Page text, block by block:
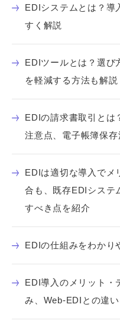
EDIシステムとは？導
すく解説
EDIツールとは？選び
を軽減する方法も解説
EDIの請求書取引とは
注意点、電子帳簿保
EDIは適切な導入でメ
合も、既存EDIシステ
すべき点を紹介
EDIの仕組みをわかり
EDI導入のメリット・
み、Web-EDIとの違